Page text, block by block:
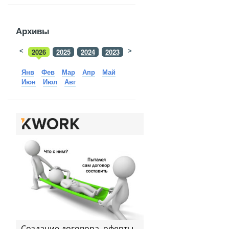
Архивы
2026 2025 2024 2023 2022
< >
Янв Фев Мар Апр
Май
Июн
Июл Авг